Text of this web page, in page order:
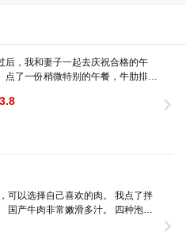
后，我和妻子一起去庆祝合格的午
了一份稍微特别的午餐，牛肋排午
3.8